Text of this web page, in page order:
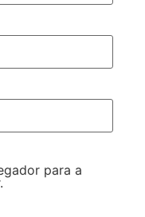
para a